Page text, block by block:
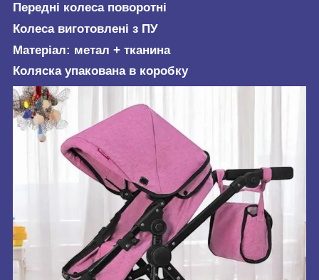
Передні колеса поворотні
Колеса виготовлені з ПУ
Матеріал: метал + тканина
Коляска упакована в коробку